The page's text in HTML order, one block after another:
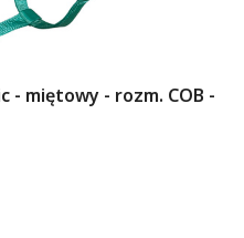
- miętowy - rozm. COB -